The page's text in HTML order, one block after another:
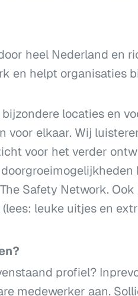
heel Nederland en
en helpt organisaties
locaties en
voor elkaar. Wij
voor het verder
Safety Network.
leuke uitjes en
profiel?
medewerker aan.